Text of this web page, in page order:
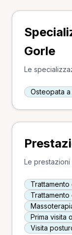
Gorle
Le
Osteopata a
Le prestazioni
Prima visita
Visita